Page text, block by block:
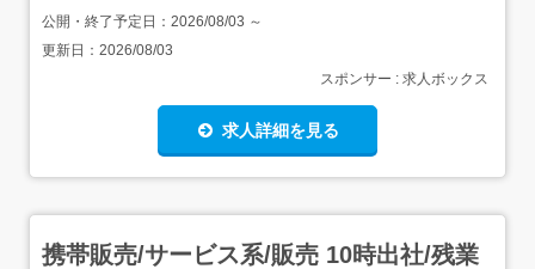
公開・終了予定日： 2026/08/03 ～
更新日： 2026/08/03
スポンサー : 求人ボックス
求人詳細を見る
携帯販売/サービス系/販売 10時出社/残業